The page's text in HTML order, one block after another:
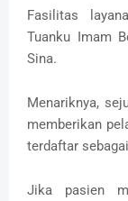
Fasilitas
Tuanku Imam
Sina.
Menariknya,
memberikan
terdaftar
Jika pasien